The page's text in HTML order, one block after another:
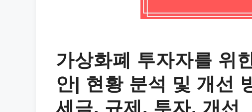
가상화폐 투자자를 위
안| 현황 분석 및 개선
세금, 규제, 투자, 개선